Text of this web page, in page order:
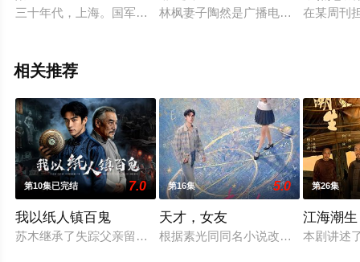
三十年代，上海。国军军官彭皓天与日军作战，身负重伤，邂
林枫妻子陶然是广播电台《一路平安
在某周刊
相关推荐
第10集已完结 7.0
我以纸人镇百鬼
苏木继承了失踪父亲留下的白事馆，本想低调扎纸维生，却因
第16集 5.0
天才，女友
根据素光同同名小说改编。江逾白长
第26集
江海潮生
本剧讲述